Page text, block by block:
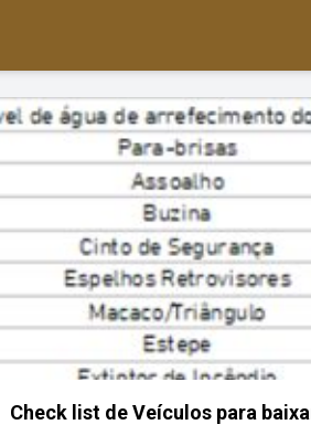
Check list de Veículos para